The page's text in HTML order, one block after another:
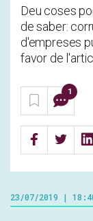
Deu coses
de saber:
d'empreses
favor de
1
23/07/2019 |